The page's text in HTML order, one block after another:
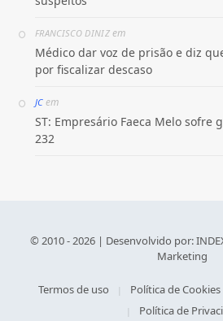
FRANCISCO DINIZem
Médico dar voz de prisão e diz
por fiscalizar descaso
JCem
ST: Empresário Faeca Melo sofre
232
© 2010 - 2026 | Desenvolvido por:
Marketing
Termos de uso Política de Cookies
Política de